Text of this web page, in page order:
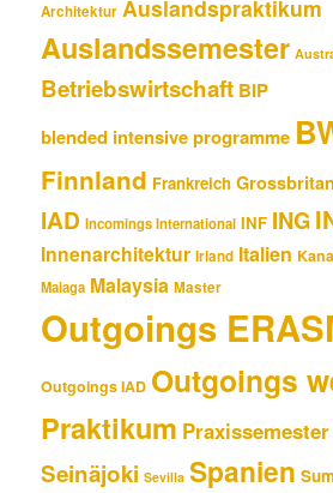
Architektur Auslandspraktikum
Auslandssemester
Betriebswirtschaft BIP
blended intensive programme
Finnland Frankreich
IAD Incomings International INF ING
Innenarchitektur Irland Italien
Malaga Malaysia Master
Outgoings
Outgoings IAD Outgoings
Praktikum Praxissemester
Seinäjoki Sevilla Spanien